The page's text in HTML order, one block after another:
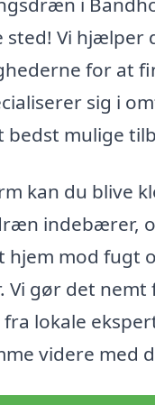
Vi hjælper
for at
sig i
bedst mulige
kan du blive
indebærer,
hjem mod fugt
Vi gør det nemt
lokale
videre med